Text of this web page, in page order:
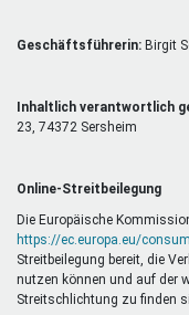
Geschäftsführerin: Birgit
Inhaltlich verantwortlich
23, 74372 Sersheim
Online-Streitbeilegung
Die Europäische
https://ec.europa.eu/
Streitbeilegung bereit, die
nutzen können und auf der
Streitschlichtung zu finden